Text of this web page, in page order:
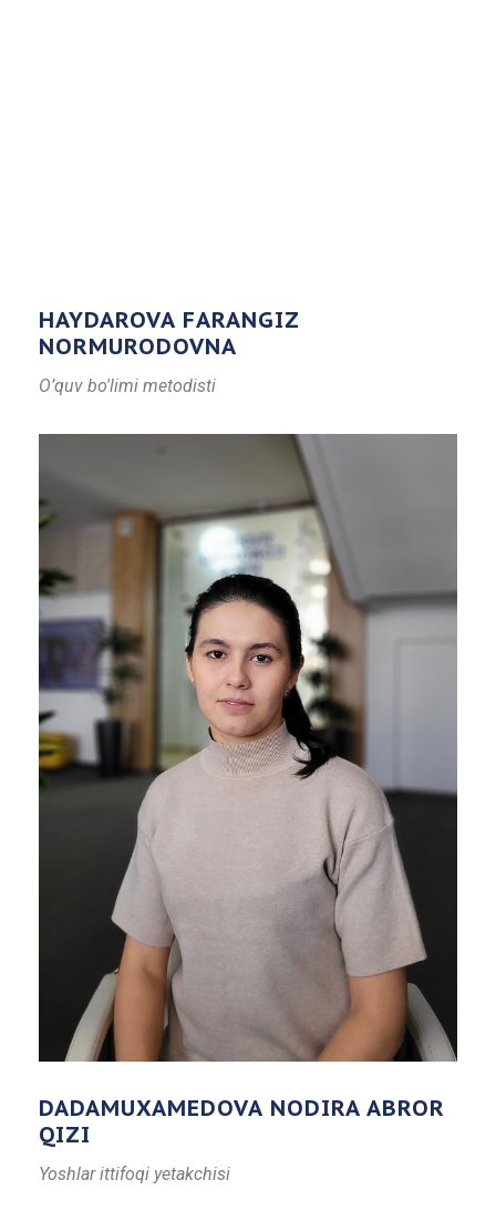
HAYDAROVA FARANGIZ
NORMURODOVNA
O’quv bo'limi metodisti
DADAMUXAMEDOVA NODIRA ABROR
QIZI
Yoshlar ittifoqi yetakchisi